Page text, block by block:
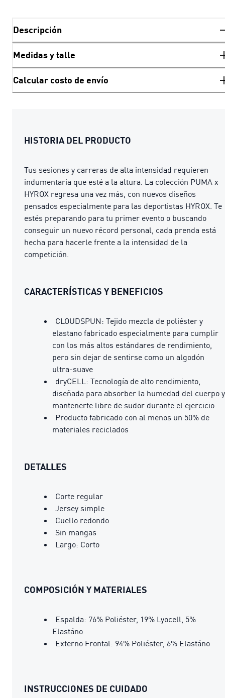
Descripción
Medidas y talle
Calcular costo de envío
HISTORIA DEL PRODUCTO
Tus sesiones y carreras de alta intensidad requieren
indumentaria que esté a la altura. La colección PUMA x
HYROX regresa una vez más, con nuevos diseños
pensados especialmente para las deportistas HYROX. Te
estés preparando para tu primer evento o buscando
conseguir un nuevo récord personal, cada prenda está
hecha para hacerle frente a la intensidad de la
competición.
CARACTERÍSTICAS Y BENEFICIOS
CLOUDSPUN: Tejido mezcla de poliéster y
elastano fabricado especialmente para cumplir
con los más altos estándares de rendimiento,
pero sin dejar de sentirse como un algodón
ultra-suave
dryCELL: Tecnología de alto rendimiento,
diseñada para absorber la humedad del cuerpo y
mantenerte libre de sudor durante el ejercicio
Producto fabricado con al menos un 50% de
materiales reciclados
DETALLES
Corte regular
Jersey simple
Cuello redondo
Sin mangas
Largo: Corto
COMPOSICIÓN Y MATERIALES
Espalda: 76% Poliéster, 19% Lyocell, 5%
Elastáno
Externo Frontal: 94% Poliéster, 6% Elastáno
INSTRUCCIONES DE CUIDADO